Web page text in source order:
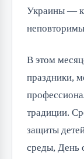
Украины —
В этом
праздники,
традиции.
защиты
среды, День